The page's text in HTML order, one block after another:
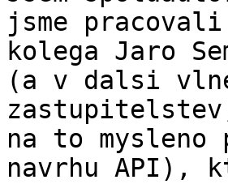
jsme
kolega Jaro
(a v dalsi
na to
navrhu API),